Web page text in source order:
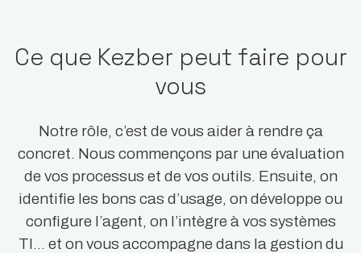
Ce que Kezber peut faire pour
vous
Notre rôle, c’est de vous aider à rendre ça
concret. Nous commençons par une évaluation
de vos processus et de vos outils. Ensuite, on
identifie les bons cas d’usage, on développe ou
configure l’agent, on l’intègre à vos systèmes
TI… et on vous accompagne dans la gestion du